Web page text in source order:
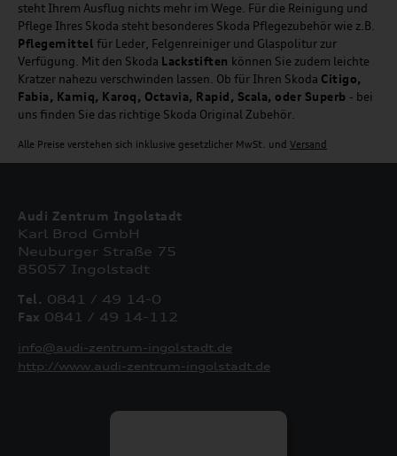
steht Ihrem Ausflug nichts mehr im Wege. Für die Reinigung und
Pflege Ihres Skoda steht besonderes Skoda Pflegezubehör wie z.B.
Pflegemittel für Leder, Felgenreiniger und Glaspolitur zur
Verfügung. Mit den Skoda Lackstiften können Sie zudem leichte
Kratzer nahezu verschwinden lassen. Ob für Ihren Skoda Citigo,
Fabia, Kamiq, Karoq, Octavia, Rapid, Scala, oder Superb - bei
uns finden Sie das richtige Skoda Original Zubehör.
Alle Preise verstehen sich inklusive gesetzlicher MwSt. und Versand
Audi Zentrum Ingolstadt
Karl Brod GmbH
Neuburger Straße 75
85057 Ingolstadt
Tel. 0841 / 49 14-0
Fax 0841 / 49 14-112
info@audi-zentrum-ingolstadt.de
http://www.audi-zentrum-ingolstadt.de